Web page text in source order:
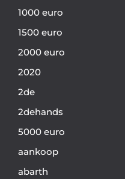
1000 euro
1500 euro
2000 euro
2020
2de
2dehands
5000 euro
aankoop
abarth